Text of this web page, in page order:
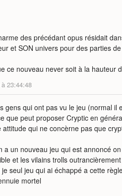
des précédant opus résidait
et SON univers pour des parties
ce nouveau never soit à la hauteur
23:44:48
gens qui ont pas vu le jeu (normal
que peut proposer Cryptic en
attitude qui ne concèrne pas que
a un nouveau jeu qui est annoncé
et les vilains trolls
seul jeu qui ai échappé a cette
mortel